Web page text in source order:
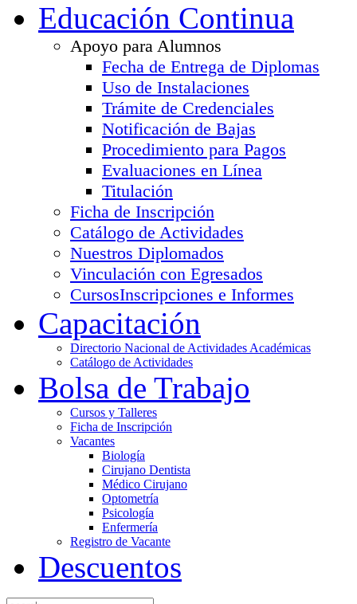
Educación Continua
Apoyo para Alumnos
Fecha de Entrega de Diplomas
Uso de Instalaciones
Trámite de Credenciales
Notificación de Bajas
Procedimiento para Pagos
Evaluaciones en Línea
Titulación
Ficha de Inscripción
Catálogo de Actividades
Nuestros Diplomados
Vinculación con Egresados
CursosInscripciones e Informes
Capacitación
Directorio Nacional de Actividades Académicas
Catálogo de Actividades
Bolsa de Trabajo
Cursos y Talleres
Ficha de Inscripción
Vacantes
Biología
Cirujano Dentista
Médico Cirujano
Optometría
Psicología
Enfermería
Registro de Vacante
Descuentos